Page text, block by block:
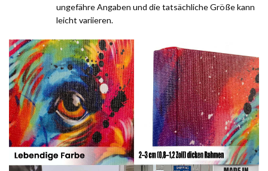
ungefähre Angaben und die tatsächliche Größe kann
leicht variieren.